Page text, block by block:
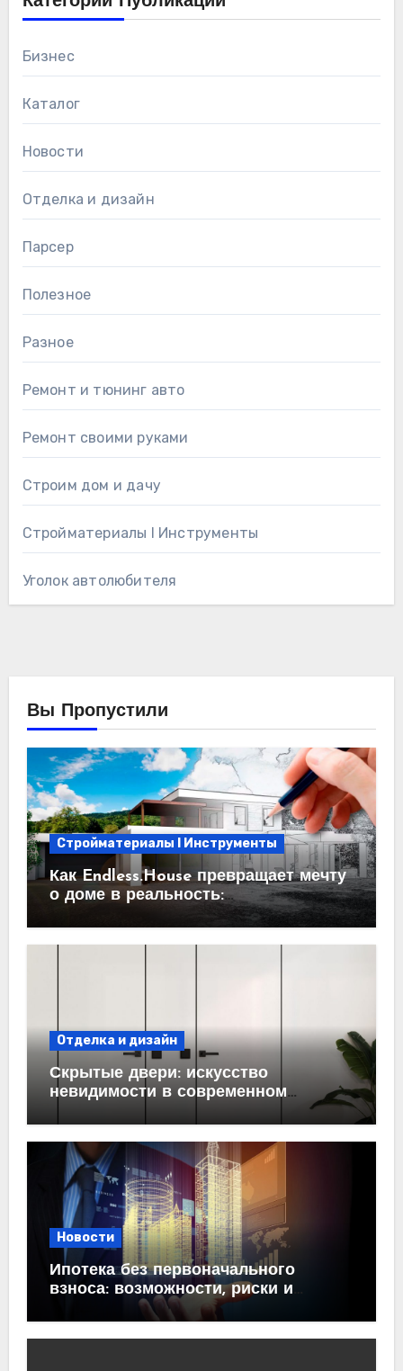
Бизнес
Каталог
Новости
Отделка и дизайн
Парсер
Полезное
Разное
Ремонт и тюнинг авто
Ремонт своими руками
Строим дом и дачу
Стройматериалы l Инструменты
Уголок автолюбителя
Вы Пропустили
Стройматериалы l Инструменты
Как Endless.House превращает мечту
о доме в реальность:
проектирование под ключ
Отделка и дизайн
Скрытые двери: искусство
невидимости в современном
Новости
Ипотека без первоначального
взноса: возможности, риски и
практические рекомендации<